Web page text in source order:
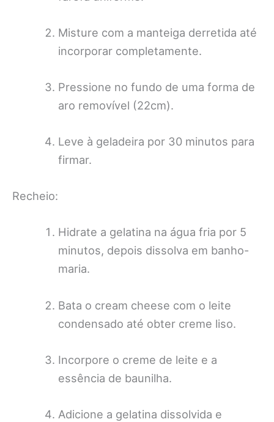
Misture com a manteiga derretida até
incorporar completamente.
Pressione no fundo de uma forma de
aro removível (22cm).
Leve à geladeira por 30 minutos para
firmar.
Recheio:
Hidrate a gelatina na água fria por 5
minutos, depois dissolva em banho-
maria.
Bata o cream cheese com o leite
condensado até obter creme liso.
Incorpore o creme de leite e a
essência de baunilha.
Adicione a gelatina dissolvida e